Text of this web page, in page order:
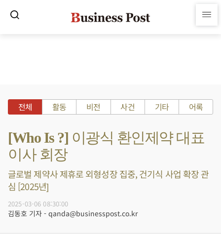
전체 활동 비전 사건 기타 어록
[Who Is ?] 이광식 환인제약 대표
이사 회장
글로벌 제약사 제휴로 외형성장 집중, 건기식 사업 확장 관
심 [2025년]
2025-03-06 08:30:00
김동호 기자 - qanda@businesspost.co.kr